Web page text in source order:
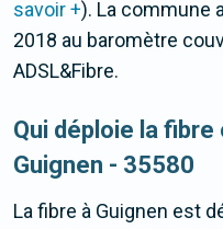
savoir +). La commune
2018 au baromètre
ADSL&Fibre.
Qui déploie la
Guignen - 35580
La fibre à Guignen est